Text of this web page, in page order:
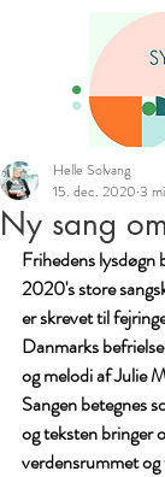
Ny sang
Helle Solvang
15. dec. 2020 3
Frihedens lysdøgn
2020's store
er skrevet til
Danmarks
og melodi af Julie
Sangen betegnes
og teksten bringer
verdensrummet